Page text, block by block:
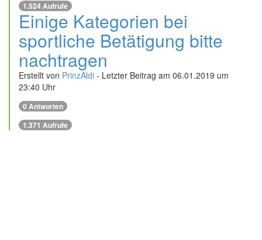
1.524 Aufrufe
Einige Kategorien bei
sportliche Betätigung bitte
nachtragen
Erstellt von PrinzAldi - Letzter Beitrag am 06.01.2019 um
23:40 Uhr
0 Antworten
1.371 Aufrufe